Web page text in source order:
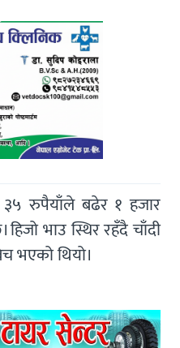
रुपैयाँले बढेर १ हजार
भाउ स्थिर रहँदै चाँदी
भएको थियो।